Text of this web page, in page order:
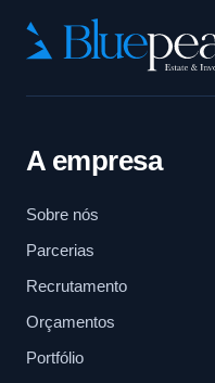
A empresa
Sobre nós
Parcerias
Recrutamento
Orçamentos
Portfólio